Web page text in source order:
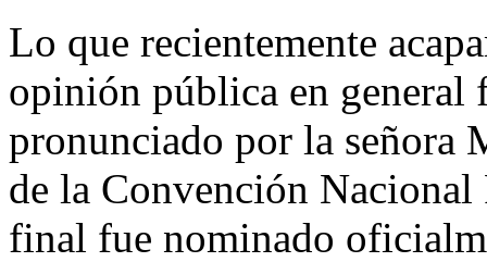
Lo que recientemente
opinión pública en general
pronunciado por la señora
de la Convención Nacional
final fue nominado